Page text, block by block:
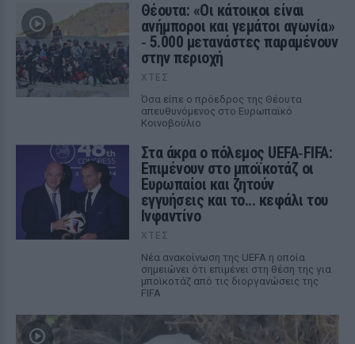
Θέουτα: «Οι κάτοικοι είναι
ανήμποροι και γεμάτοι αγωνία»
‑ 5.000 μετανάστες παραμένουν
στην περιοχή
ΧΤΕΣ
Όσα είπε ο πρόεδρος της Θέουτα
απευθυνόμενος στο Ευρωπαϊκό
Κοινοβούλιο
Στα άκρα ο πόλεμος UEFA‑FIFA:
Επιμένουν στο μποϊκοτάζ οι
Ευρωπαίοι και ζητούν
εγγυήσεις και το... κεφάλι του
Ινφαντίνο
ΧΤΕΣ
Νέα ανακοίνωση της UEFA η οποία
σημειώνει ότι επιμένει στη θέση της για
μποϊκοτάζ από τις διοργανώσεις της
FIFA